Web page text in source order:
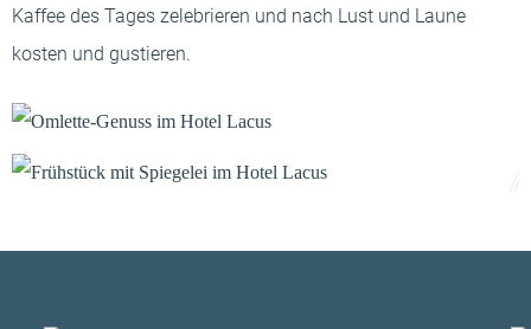
-----
Kaffee des Tages zelebrieren und nach Lust und Laune
kosten und gustieren.